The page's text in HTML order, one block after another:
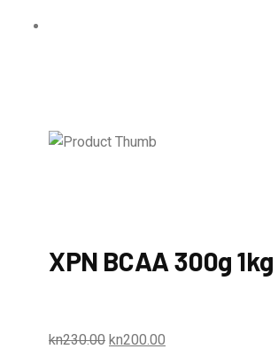
XPN BCAA 300g 1kg
kn230.00 kn200.00